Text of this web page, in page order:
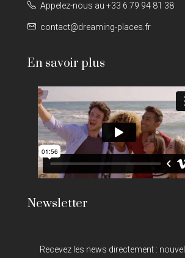
Appelez-nous au +33 6 79 94 81 38
contact@dreaming-places.fr
En savoir plus
Newsletter
Recevez les news directement :